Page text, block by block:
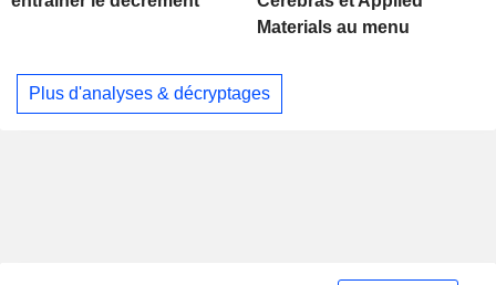
Materials au menu
Plus d'analyses & décryptages